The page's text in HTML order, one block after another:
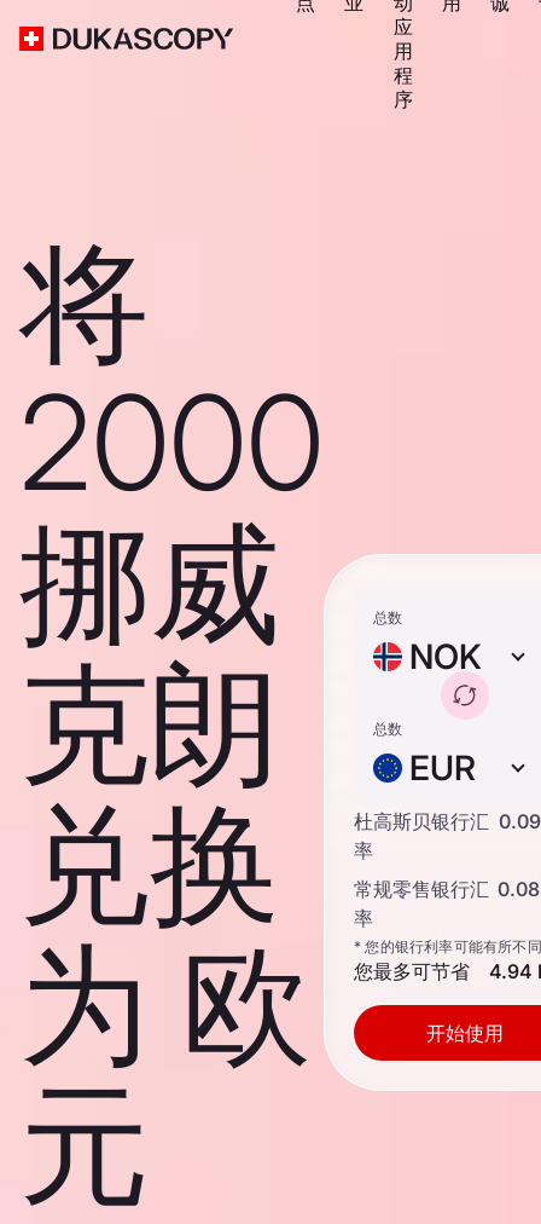
应
用
程
序
将
2000
挪威
克朗
兑换
为 欧
元
总数
NOK
总数
EUR
杜高斯贝银行汇
率
常规零售银行汇
率
* 您的银行利率可能有所不同
您最多可节省 4.94
开始使用